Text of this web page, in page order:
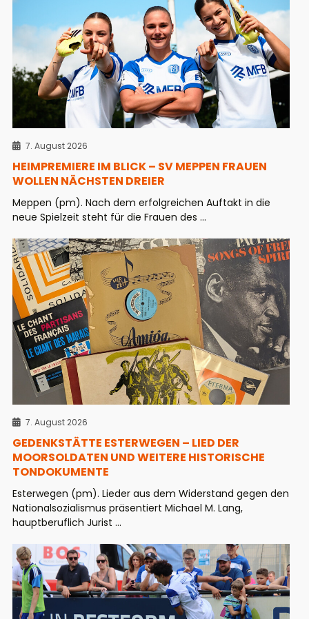
7. August 2026
HEIMPREMIERE IM BLICK – SV MEPPEN FRAUEN
WOLLEN NÄCHSTEN DREIER
Meppen (pm). Nach dem erfolgreichen Auftakt in die
neue Spielzeit steht für die Frauen des ...
7. August 2026
GEDENKSTÄTTE ESTERWEGEN – LIED DER
MOORSOLDATEN UND WEITERE HISTORISCHE
TONDOKUMENTE
Esterwegen (pm). Lieder aus dem Widerstand gegen den
Nationalsozialismus präsentiert Michael M. Lang,
hauptberuflich Jurist ...